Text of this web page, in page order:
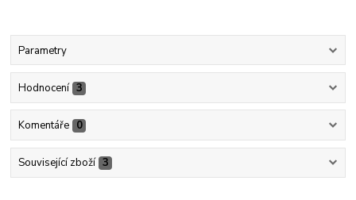
Parametry
Hodnocení 3
Komentáře 0
Související zboží 3